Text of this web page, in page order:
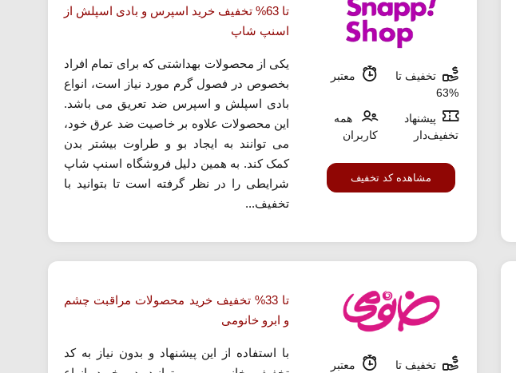
تخفیف تا
%63
معتبر
پیشنهاد
تخفیف‌دار
همه
کاربران
مشاهده کد تخفیف
تا 63% تخفیف خرید اسپرس و بادی اسپلش از
اسنپ شاپ
یکی از محصولات بهداشتی که برای تمام افراد
بخصوص در فصول گرم مورد نیاز است، انواع
بادی اسپلش و اسپرس ضد تعریق می باشد.
این محصولات علاوه بر خاصیت ضد عرق خود،
می توانند به ایجاد بو و طراوت بیشتر بدن
کمک کند. به همین دلیل فروشگاه اسنپ شاپ
شرایطی را در نظر گرفته است تا بتوانید با
تخفیف...
تخفیف تا
معتبر
تا 33% تخفیف خرید محصولات مراقبت چشم
و ابرو خانومی
با استفاده از این پیشنهاد و بدون نیاز به کد